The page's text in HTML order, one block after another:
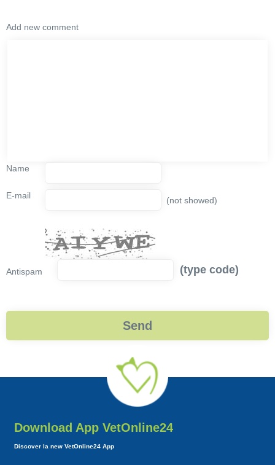
Add new comment
Name
E-mail (not showed)
Antispam (type code)
Download App VetOnline24
Discover la new VetOnline24 App